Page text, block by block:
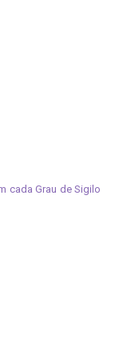
cada Grau de Sigilo